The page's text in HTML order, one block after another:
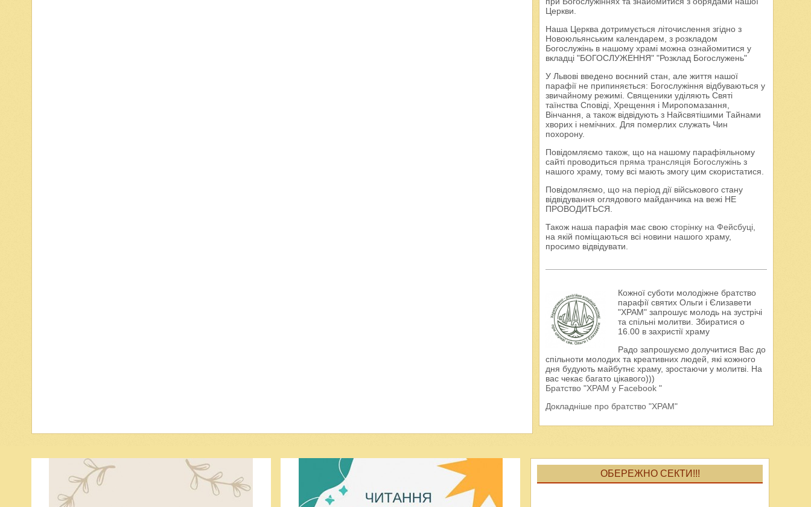
Церкви.
Наша Церква дотримується літочислення згідно з
Новоюльянським календарем, з розкладом
Богослужінь в нашому храмі можна ознайомитися у
вкладці "БОГОСЛУЖЕННЯ" "Розклад Богослужень"
У Львові введено воєнний стан, але життя нашої
парафії не припиняється: Богослужіння відбуваються у
звичайному режимі. Священики уділяють Святі
таїнства Сповіді, Хрещення і Миропомазання,
Вінчання, а також відвідують з Найсвятішими Тайнами
хворих і немічних. Для померлих служать Чин
похорону.
Повідомляємо також, що на нашому парафіяльному
сайті проводиться пряма трансляція Богослужіньз
нашого храму, тому всі мають змогу цим скористатися.
Повідомляємо, що на період дії військового стану
відвідування оглядового майданчика на вежі НЕ
ПРОВОДИТЬСЯ.
Також наша парафія має свою сторінку на Фейсбуці,
на якій поміщаються всі новини нашого храму,
просимо відвідувати.
Кожної суботи молодіжне братство
парафії святих Ольги і Єлизавети
"ХРАМ" запрошує молодь на зустрічі
та спільні молитви. Збиратися о
16.00 в захристії храму
Радо запрошуємо долучитися Вас до
спільноти молодих та креативних людей, які кожного
дня будують майбутнє храму, зростаючи у молитві. На
вас чекає багато цікавого)))
Братство "ХРАМ у Facebook "
Докладніше про братство "ХРАМ"
ОБЕРЕЖНО СЕКТИ!!!